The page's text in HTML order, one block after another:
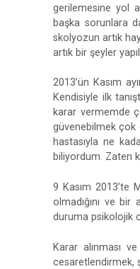
gerilemesine yol
başka sorunlara
skolyozun artık
artık bir şeyler
2013’ün Kasım
Kendisiyle ilk
karar vermemde
güvenebilmek çok
hastasıyla ne
biliyordum. Zaten
9 Kasım
olmadığını ve
duruma psikolojik
Karar alınması
cesaretlendirmek,